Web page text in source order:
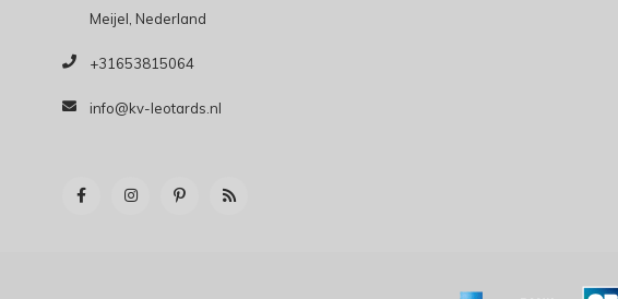
Meijel, Nederland
+31653815064
info@kv-leotards.nl